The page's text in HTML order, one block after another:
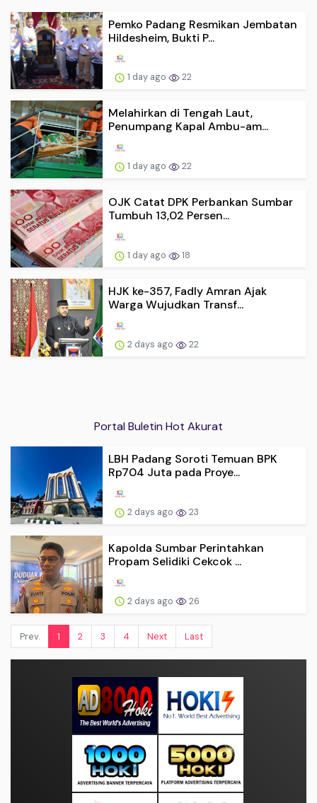
Pemko Padang Resmikan Jembatan
Hildesheim, Bukti P...
1 day ago 22
Melahirkan di Tengah Laut,
Penumpang Kapal Ambu-am...
1 day ago 22
OJK Catat DPK Perbankan Sumbar
Tumbuh 13,02 Persen...
1 day ago 18
HJK ke-357, Fadly Amran Ajak
Warga Wujudkan Transf...
2 days ago 22
Portal Buletin Hot Akurat
LBH Padang Soroti Temuan BPK
Rp704 Juta pada Proye...
2 days ago 23
Kapolda Sumbar Perintahkan
Propam Selidiki Cekcok ...
2 days ago 26
Prev. 1 2 3 4 Next Last